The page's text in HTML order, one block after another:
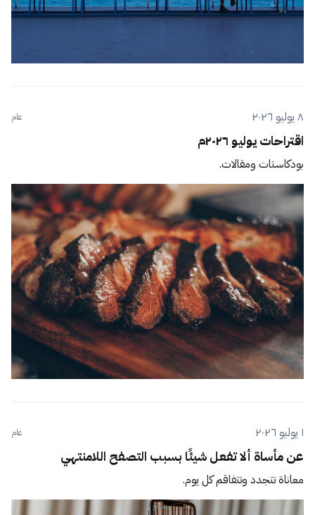
٨ يوليو ٢٠٢٦ عام
اقتراحات يوليو ٢٠٢٦م
بودكاستات ومقالات.
١ يوليو ٢٠٢٦ عام
عن مأساة ألا تفعل شيئًا بسبب التصفح اللامنتهي
معاناة تتجدد وتتفاقم كل يوم.